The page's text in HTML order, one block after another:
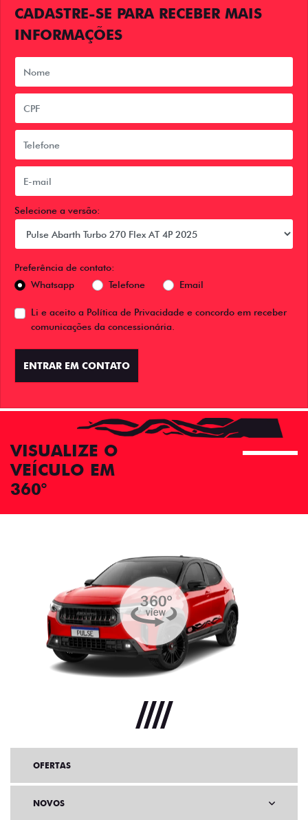
CADASTRE-SE PARA RECEBER MAIS
INFORMAÇÕES
Selecione a versão:
Preferência de contato:
Whatsapp
Telefone Email
Li e aceito a Política de Privacidade e concordo em receber
comunicações da concessionária.
ENTRAR EM CONTATO
VISUALIZE O
VEÍCULO EM
360°
OFERTAS
NOVOS